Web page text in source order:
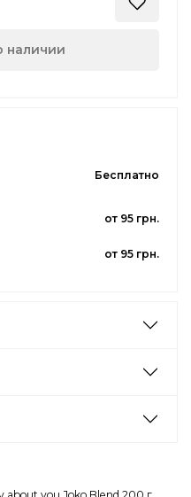
наличии
Бесплатно
от 95 грн.
от 95 грн.